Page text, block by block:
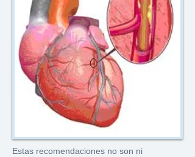
Estas recomendaciones no son ni